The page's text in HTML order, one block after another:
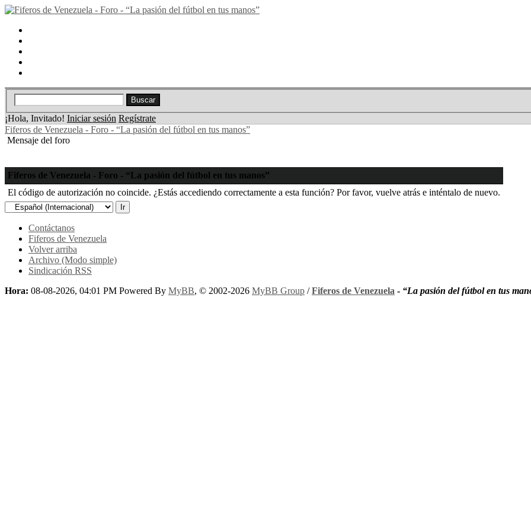
¡Hola, Invitado! Iniciar sesión Regístrate
Fiferos de Venezuela - Foro - “La pasión del fútbol en tus manos”
Mensaje del foro
Fiferos de Venezuela - Foro - “La pasión del fútbol en tus manos”
El código de autorización no coincide. ¿Estás accediendo correctamente a esta función? Por favor, vuelve atrás e inténtalo de nuevo.
Contáctanos
Fiferos de Venezuela
Volver arriba
Archivo (Modo simple)
Sindicación RSS
Hora: 08-08-2026, 04:01 PM Powered By MyBB, © 2002-2026 MyBB Group /Fiferos de Venezuela - “La pasión del fútbol en tus